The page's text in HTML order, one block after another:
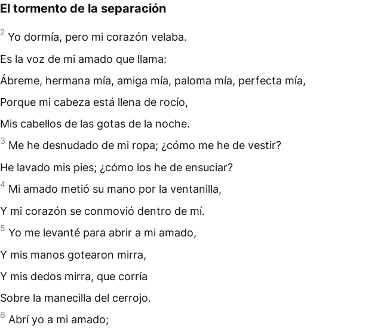
El tormento de la separación
2 Yo dormía, pero mi corazón velaba.
Es la voz de mi amado que llama:
Ábreme, hermana mía, amiga mía, paloma mía, perfecta mía,
Porque mi cabeza está llena de rocío,
Mis cabellos de las gotas de la noche.
3 Me he desnudado de mi ropa; ¿cómo me he de vestir?
He lavado mis pies; ¿cómo los he de ensuciar?
4 Mi amado metió su mano por la ventanilla,
Y mi corazón se conmovió dentro de mí.
5 Yo me levanté para abrir a mi amado,
Y mis manos gotearon mirra,
Y mis dedos mirra, que corría
Sobre la manecilla del cerrojo.
6 Abrí yo a mi amado;